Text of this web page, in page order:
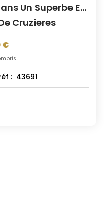
Terrain Constructible Dans Un Superbe Environnement
Cruzieres
€
: 43691